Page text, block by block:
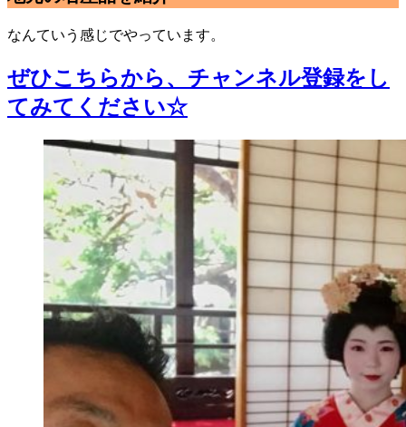
なんていう感じでやっています。
ぜひこちらから、チャンネル登録をし
てみてください☆